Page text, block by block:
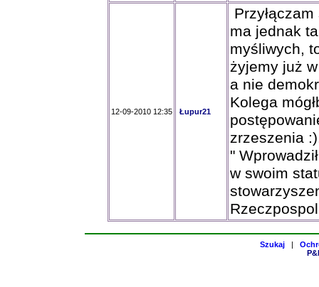
12-09-2010 12:35 Łupur21
ma jednak
myśliwych,
żyjemy już
a nie
Kolega
zrzeszenia
"
w swoim
Szukaj |